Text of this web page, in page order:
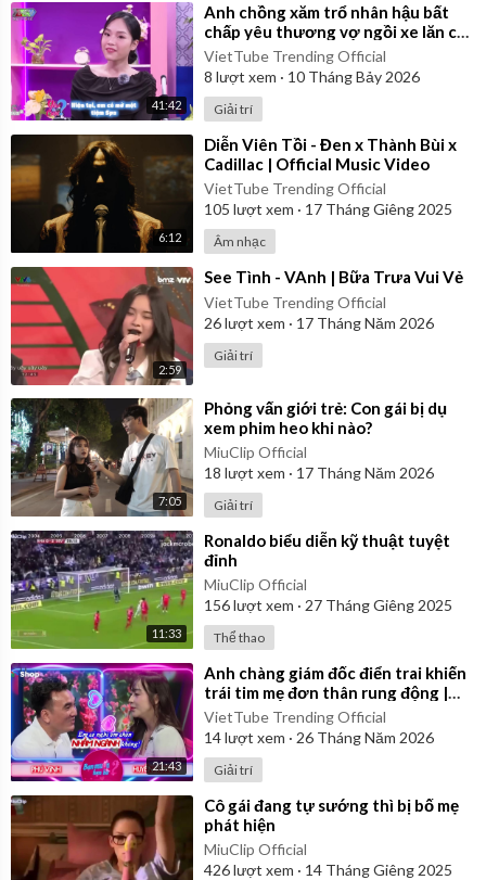
41:42
⁣Anh chồng xăm trổ nhân hậu bất
chấp yêu thương vợ ngồi xe lăn cả
đời | Yêu Là Cưới
VietTube Trending Official
8 lượt xem · 10 Tháng Bảy 2026
Giải trí
6:12
⁣Diễn Viên Tồi - Đen x Thành Bùi x
Cadillac | Official Music Video
VietTube Trending Official
105 lượt xem · 17 Tháng Giêng 2025
Âm nhạc
2:59
⁣See Tình - VAnh | Bữa Trưa Vui Vẻ
VietTube Trending Official
26lượt xem · 17 Tháng Năm 2026
Giải trí
7:05
⁣Phỏng vấn giới trẻ: Con gái bị dụ
xem phim heo khi nào?
MiuClip Official
18 lượt xem · 17 Tháng Năm 2026
Giải trí
11:33
⁣Ronaldo biểu diễn kỹ thuật tuyệt
đỉnh
MiuClip Official
156lượt xem · 27 Tháng Giêng 2025
Thể thao
21:43
⁣Anh chàng giám đốc điển trai khiến
trái tim mẹ đơn thân rung động |
Bạn Muốn Hẹn Hò
VietTube Trending Official
14lượt xem · 26 Tháng Năm 2026
Giải trí
⁣Cô gái đang tự sướng thì bị bố mẹ
phát hiện
MiuClip Official
426lượt xem · 14 Tháng Giêng 2025